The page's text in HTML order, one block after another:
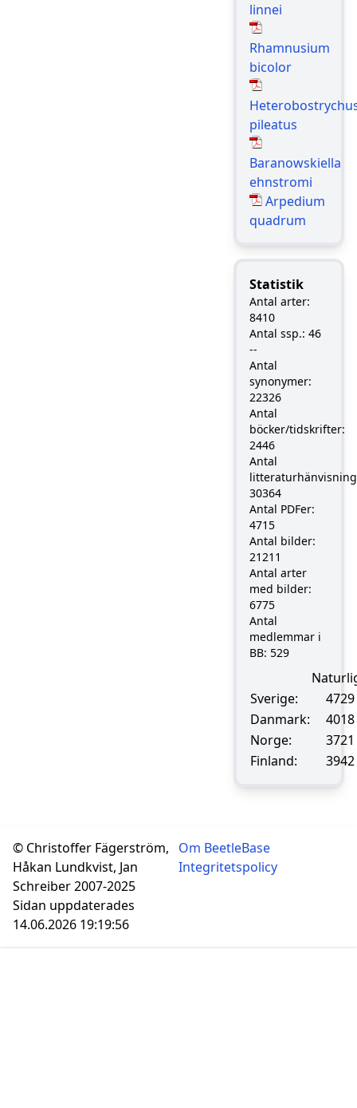
linnei
Rhamnusium
bicolor
pileatus
Baranowskiella
ehnstromi
Arpedium
quadrum
Statistik
Antal arter:
8410
Antal ssp.: 46
--
Antal
synonymer:
22326
Antal
böcker/tidskrifter:
2446
Antal
30364
Antal PDFer:
4715
Antal bilder:
21211
Antal arter
med bilder:
6775
Antal
medlemmar i
BB: 529
Sverige:
4729
Danmark:
4018
Norge:
3721
Finland:
3942
© Christoffer Fägerström,
Håkan Lundkvist, Jan
Schreiber 2007-2025
Sidan uppdaterades
14.06.2026 19:19:56
Om BeetleBase
Integritetspolicy